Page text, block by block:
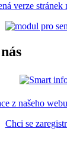
verze stránek
z našeho webu
Chci se